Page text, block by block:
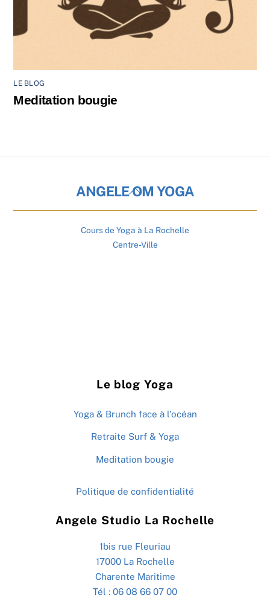
LE BLOG
Meditation bougie
Back
ANGELE OM YOGA
Cours de Yoga à La Rochelle
Centre-Ville
Le blog Yoga
Yoga & Brunch face à l’océan
Retraite Surf & Yoga
Meditation bougie
Politique de confidentialité
Angele Studio La Rochelle
1bis rue Fleuriau
17000 La Rochelle
Charente Maritime
Tél : 06 08 66 07 00